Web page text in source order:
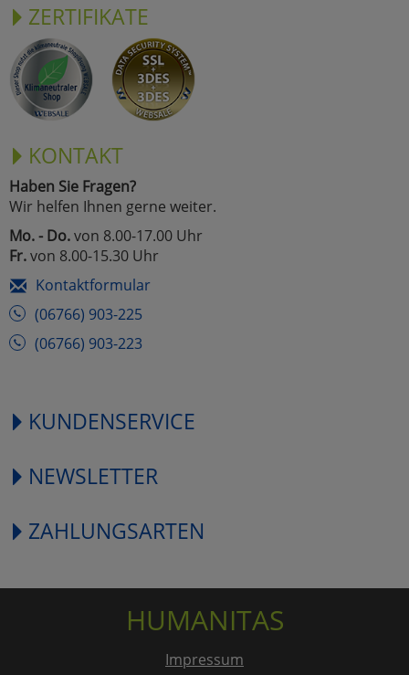
ZERTIFIKATE
KONTAKT
Haben Sie Fragen?
Wir helfen Ihnen gerne weiter.
Mo. - Do.von 8.00-17.00 Uhr
Fr.von 8.00-15.30 Uhr
Kontaktformular
(06766) 903-225
(06766) 903-223
KUNDENSERVICE
NEWSLETTER
ZAHLUNGSARTEN
HUMANITAS
Impressum